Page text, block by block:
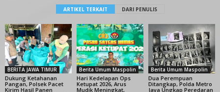
ARTIKEL TERKAIT DARI PENULIS
BERITA JAWA TIMUR
Dukung Ketahanan
Pangan, Polsek Pacet
Kirim Hasil Panen
Berita Umum Maspolin
Hari Kedelapan Ops
Ketupat 2026, Arus
Mudik Meningkat,
Berita Umum Maspolin
Dua Perempuan
Ditangkap, Polda Metro
Jaya Ungkap Peredaran